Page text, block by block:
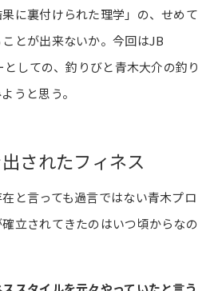
に裏付けられた理学」の、せめて
とが出来ないか。今回はJB
しての、釣りびと青木大介の釣り
うと思う。
されたフィネス
と言っても過言ではない青木プロ
立されてきたのはいつ頃からなの